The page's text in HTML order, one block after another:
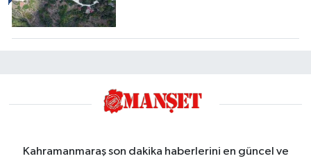
Kahramanmaraş son dakika haberlerini en güncel ve